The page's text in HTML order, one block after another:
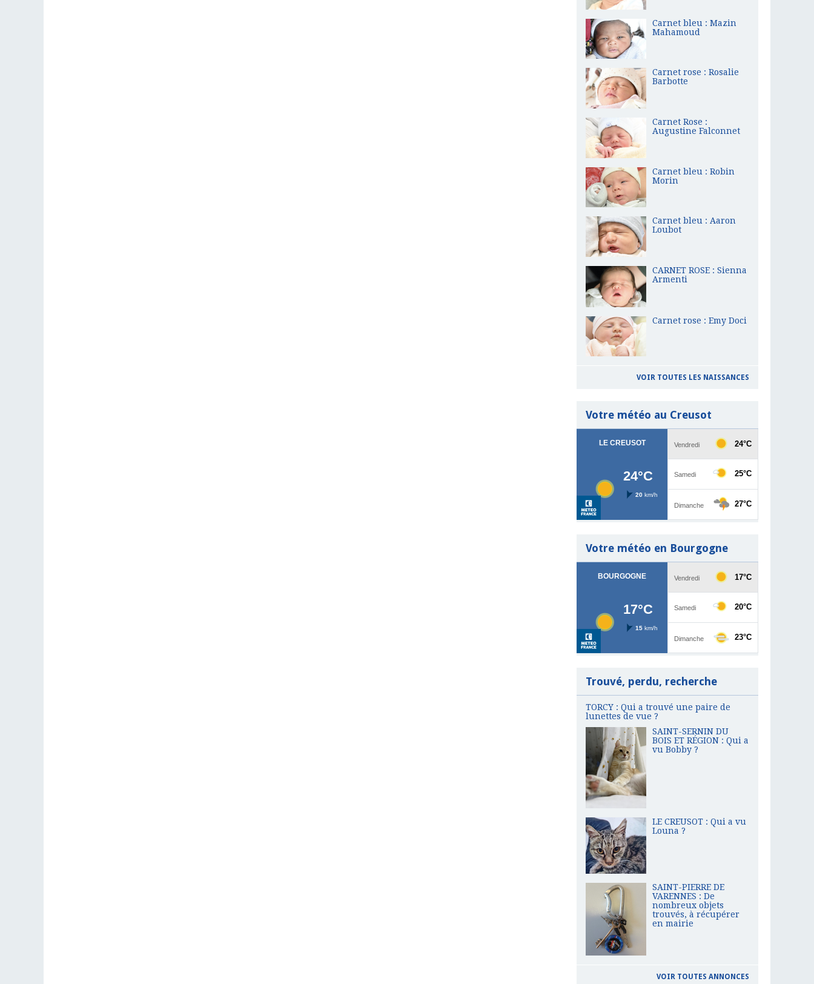
Carnet bleu : Mazin
Mahamoud
Carnet rose : Rosalie
Barbotte
Carnet Rose :
Augustine Falconnet
Carnet bleu : Robin
Morin
Carnet bleu : Aaron
Loubot
CARNET ROSE : Sienna
Armenti
Carnet rose : Emy Doci
VOIR TOUTES LES NAISSANCES
Votre météo au Creusot
Votre météo en Bourgogne
Trouvé, perdu, recherche
TORCY : Qui a trouvé une paire de
lunettes de vue ?
SAINT-SERNIN DU
BOIS ET RÉGION : Qui a
vu Bobby ?
LE CREUSOT : Qui a vu
Louna ?
SAINT-PIERRE DE
VARENNES : De
nombreux objets
trouvés, à récupérer
en mairie
VOIR TOUTES ANNONCES